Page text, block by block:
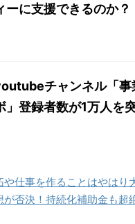
ーに支援できるのか？
チャンネル「事
」登録者数が1万人を
や仕事を作ることはやはり
が否決！持続化補助金も超